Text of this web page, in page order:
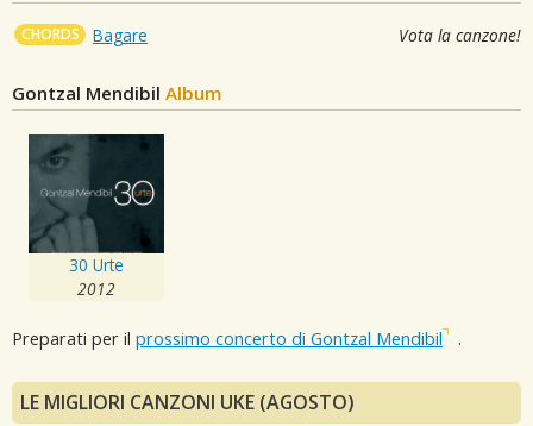
CHORDS Bagare Vota la canzone!
Gontzal Mendibil Album
30 Urte
2012
Preparati per il prossimo concerto di Gontzal Mendibil .
LE MIGLIORI CANZONI UKE (AGOSTO)